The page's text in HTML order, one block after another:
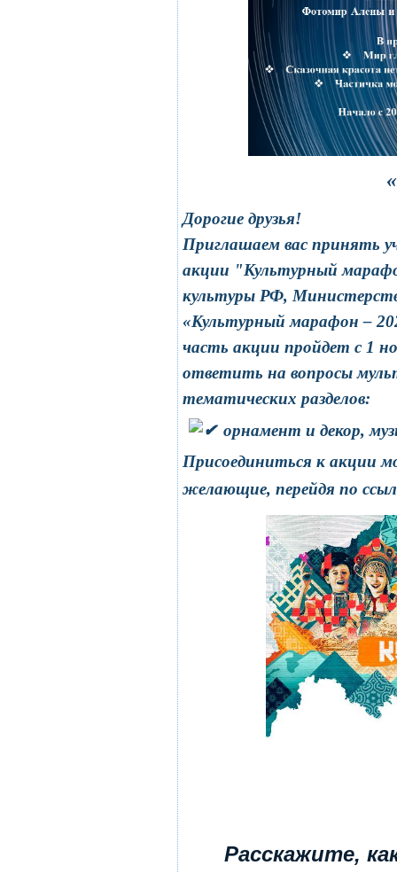
«
Дорогие друзья!
Приглашаем вас принять
акции "Культурный
культуры РФ,
«Культурный марафон –
часть акции пройдет с 1
ответить на вопросы
тематических разделов:
орнамент и декор,
Присоединиться к акции
желающие, перейдя по
Расскажите,